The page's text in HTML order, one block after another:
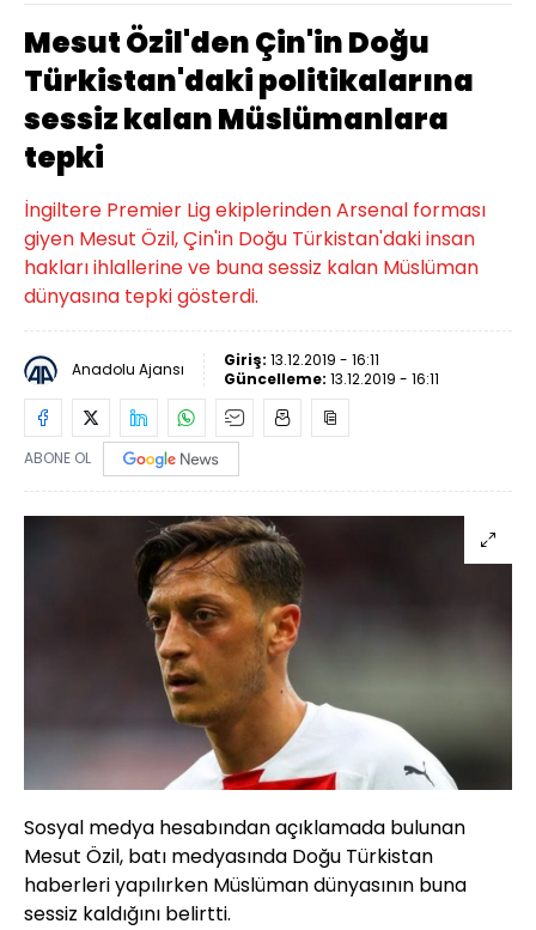
Mesut Özil'den Çin'in Doğu
Türkistan'daki politikalarına
sessiz kalan Müslümanlara
tepki
İngiltere Premier Lig ekiplerinden Arsenal forması
giyen Mesut Özil, Çin'in Doğu Türkistan'daki insan
hakları ihlallerine ve buna sessiz kalan Müslüman
dünyasına tepki gösterdi.
Anadolu Ajansı Giriş: 13.12.2019 - 16:11
Güncelleme: 13.12.2019 - 16:11
ABONE OL
Sosyal medya hesabından açıklamada bulunan
Mesut Özil, batı medyasında Doğu Türkistan
haberleri yapılırken Müslüman dünyasının buna
sessiz kaldığını belirtti.